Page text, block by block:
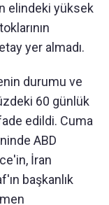
elindeki yüksek
yer almadı.
durumu ve
60 günlük
edildi. Cuma
ABD
İran
başkanlık